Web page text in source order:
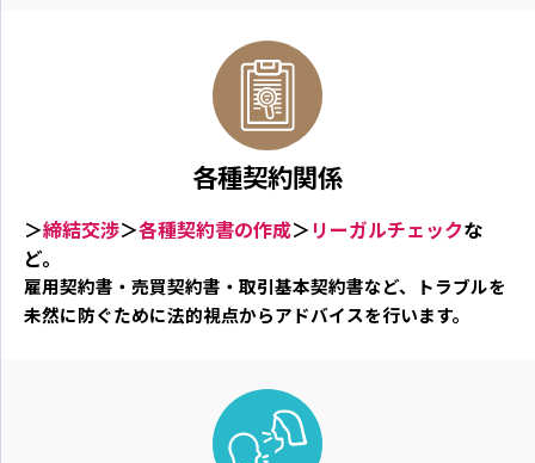
各種契約関係
＞締結交渉＞各種契約書の作成＞ リーガルチェックな
ど。
雇用契約書・売買契約書・取引基本契約書など、トラブルを
未然に防ぐために法的視点からアドバイスを行います。